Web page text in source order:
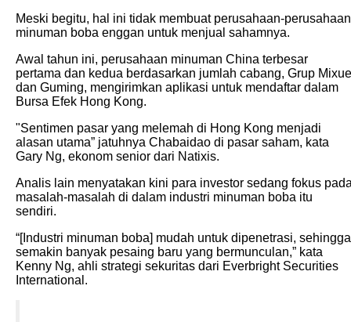
Meski begitu, hal ini tidak membuat perusahaan-perusahaan
minuman boba enggan untuk menjual sahamnya.
Awal tahun ini, perusahaan minuman China terbesar
pertama dan kedua berdasarkan jumlah cabang, Grup Mixue
dan Guming, mengirimkan aplikasi untuk mendaftar dalam
Bursa Efek Hong Kong.
"Sentimen pasar yang melemah di Hong Kong menjadi
alasan utama” jatuhnya Chabaidao di pasar saham, kata
Gary Ng, ekonom senior dari Natixis.
Analis lain menyatakan kini para investor sedang fokus
masalah-masalah di dalam industri minuman boba itu
sendiri.
“[Industri minuman boba] mudah untuk dipenetrasi, sehingga
semakin banyak pesaing baru yang bermunculan,” kata
Kenny Ng, ahli strategi sekuritas dari Everbright Securities
International.